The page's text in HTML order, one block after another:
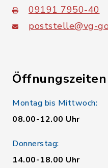
09191 7950-40
poststelle@vg-
Öffnungszeiten
Montag bis Mittwoch:
08.00-12.00 Uhr
Donnerstag:
14.00-18.00 Uhr